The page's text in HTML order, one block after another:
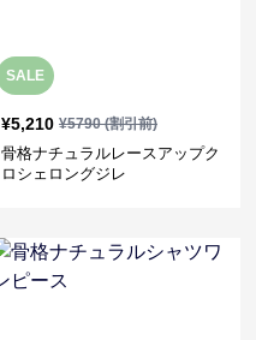
SALE
¥5,210 ¥5790(割引前)
骨格ナチュラルレースアップク
ロシェロングジレ